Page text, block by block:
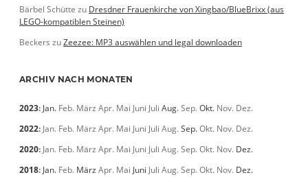
Bärbel Schütte zu Dresdner Frauenkirche von Xingbao/BlueBrixx (aus
LEGO-kompatiblen Steinen)
Beckers zuZeezee: MP3 auswählen und legal downloaden
ARCHIV NACH MONATEN
2023: Jan. Feb. März Apr. Mai Juni Juli Aug.Sep.Okt. Nov. Dez.
2022: Jan. Feb. März Apr. Mai Juni Juli Aug.Sep.Okt. Nov. Dez.
2020: Jan. Feb. März Apr. Mai Juni Juli Aug.Sep.Okt. Nov. Dez.
2018: Jan. Feb. März Apr. Mai Juni Juli Aug.Sep.Okt. Nov. Dez.